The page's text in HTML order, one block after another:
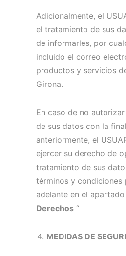
Adicionalmente, el
el tratamiento de sus
de informarles, por
incluido el correo
productos y servicios
Girona.
En caso de no
de sus datos con la
anteriormente, el
ejercer su derecho de
tratamiento de sus
términos y condiciones
adelante en el apartado
Derechos “
MEDIDAS DE